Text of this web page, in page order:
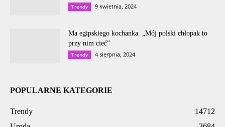
Trendy 9 kwietnia, 2024
Ma egipskiego kochanka. „Mój polski chłopak to
przy nim cieć”
Trendy 4 sierpnia, 2024
POPULARNE KATEGORIE
Trendy
14712